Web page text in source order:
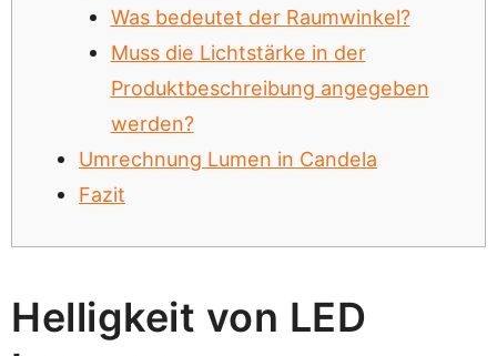
Was bedeutet der Raumwinkel?
Muss die Lichtstärke in der
Produktbeschreibung angegeben
werden?
Umrechnung Lumen in Candela
Fazit
Helligkeit von LED